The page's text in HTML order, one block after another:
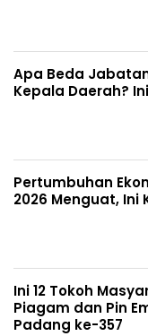
Apa Beda
Kepala Daerah?
Pertumbuhan
2026 Menguat, Ini
Ini 12 Tokoh
Piagam dan Pin
Padang ke-357